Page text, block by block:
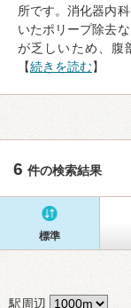
所です。消化器内
いたポリープ除去
が乏しいため、腹
【続きを読む】
6 件の検索結果
標準
駅周辺